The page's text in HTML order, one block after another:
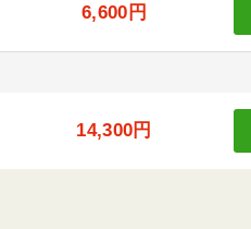
6,600円
14,300円